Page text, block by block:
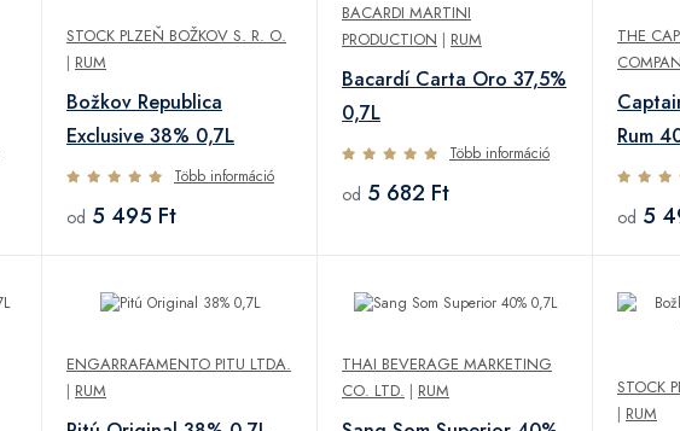
STOCK PLZEŇ BOŽKOV S. R. O.
| RUM
Božkov Republica
Exclusive 38% 0,7L
Több információ
od 5 495 Ft
BACARDI MARTINI
PRODUCTION | RUM
Bacardí Carta Oro 37,5%
0,7L
Több információ
od 5 682 Ft
THE
Rum
od 5
ENGARRAFAMENTO PITU LTDA.
| RUM
THAI BEVERAGE MARKETING
CO. LTD. | RUM
STOCK
| RUM